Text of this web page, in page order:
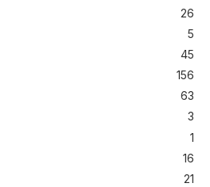
26
5
45
156
63
3
1
16
21